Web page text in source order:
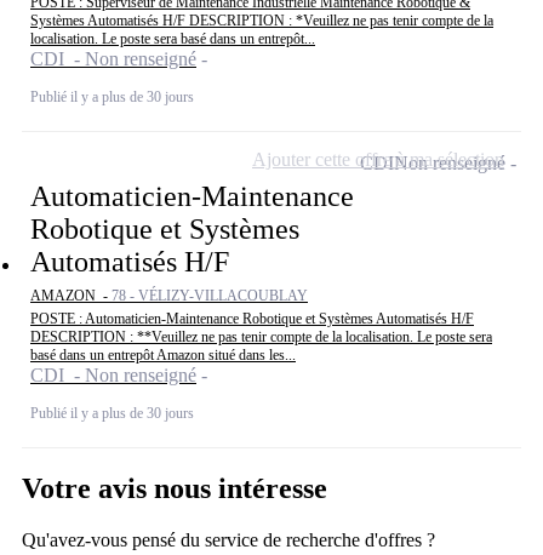
Systèmes Automatisés H/F DESCRIPTION : *Veuillez ne pas tenir compte de la
localisation. Le poste sera basé dans un entrepôt...
CDI - Non renseigné
Publié il y a plus de 30 jours
Automaticien-Maintenance
Robotique et Systèmes
Automatisés H/F
AMAZON - 78 - VÉLIZY-VILLACOUBLAY
POSTE : Automaticien-Maintenance Robotique et Systèmes Automatisés H/F
DESCRIPTION : **Veuillez ne pas tenir compte de la localisation. Le poste sera
basé dans un entrepôt Amazon situé dans les...
CDI - Non renseigné
Publié il y a plus de 30 jours
CDINon renseigné
Ajouter cette offre à ma sélection
Votre avis nous intéresse
Qu'avez-vous pensé du service de recherche d'offres ?